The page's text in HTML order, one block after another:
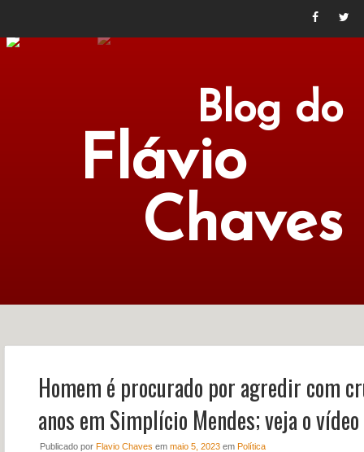
Blog do
Flávio
Chaves
NOTÍCIAS PERFIL
CONTATO
Homem é procurado por agredir com
anos em Simplício Mendes; veja o vídeo
Publicado por Flavio Chaves em maio 5, 2023em Política